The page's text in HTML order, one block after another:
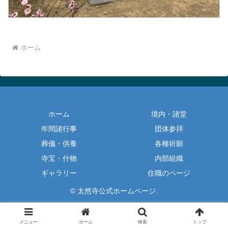
ホーム
ホーム
境内・諸堂
年間諸行事
団体参拝
葬儀・供養
各種祈願
寺宝・什物
内部組織
ギャラリー
住職のページ
© 太然寺公式ホームページ.
メニュー ホーム 検索 トップ